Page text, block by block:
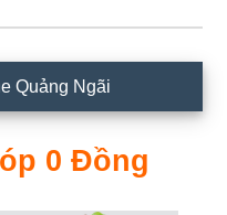
Quảng Ngãi
0 Đồng